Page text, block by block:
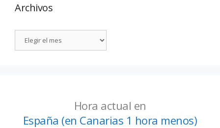
Archivos
Hora actual en
España (en Canarias 1 hora menos)